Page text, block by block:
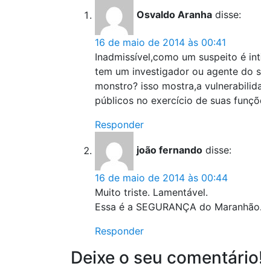
Osvaldo Aranha disse:
16 de maio de 2014 às 00:41
Inadmissível,como um suspeito é
tem um investigador ou agente do
monstro? isso mostra,a
públicos no exercício de suas
Responder
joão fernando disse:
16 de maio de 2014 às 00:44
Muito triste. Lamentável.
Essa é a SEGURANÇA do Maranhão.
Responder
Deixe o seu